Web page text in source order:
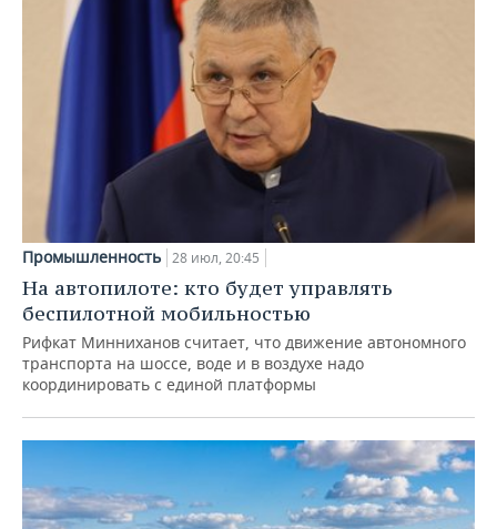
Промышленность 28 июл, 20:45
На автопилоте: кто будет управлять
беспилотной мобильностью
Рифкат Минниханов считает, что движение автономного
транспорта на шоссе, воде и в воздухе надо
координировать с единой платформы